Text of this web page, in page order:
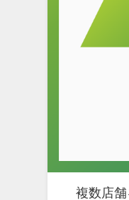
複数店